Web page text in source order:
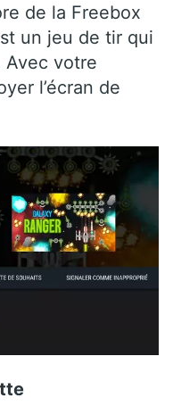
de la Freebox
un jeu de tir qui
Avec votre
l’écran de